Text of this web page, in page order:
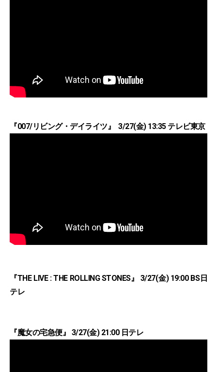
『007/リビング・デイライツ』 3/27(金) 13:35 テレビ東京
『THE LIVE : THE ROLLING STONES』 3/27(金) 19:00 BS日
テレ
『魔女の宅急便』 3/27(金) 21:00 日テレ